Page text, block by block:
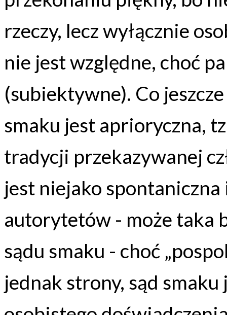
rzeczy, lecz wyłącznie
nie jest względne, choć
(subiektywne). Co
smaku jest aprioryczna,
tradycji przekazywanej
jest niejako
autorytetów - może taka
sądu smaku - choć
jednak strony, sąd